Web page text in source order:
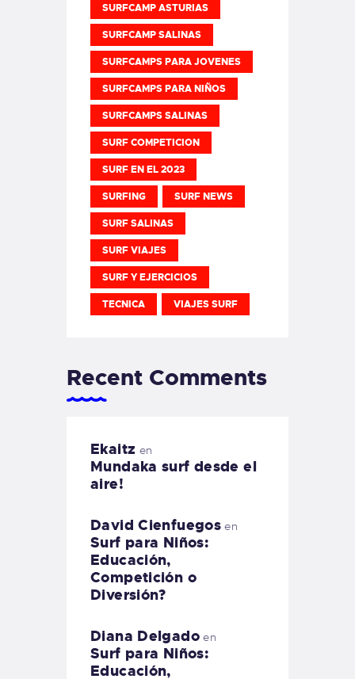
SURFCAMP ASTURIAS
SURFCAMP SALINAS
SURFCAMPS PARA JOVENES
SURFCAMPS PARA NIÑOS
SURFCAMPS SALINAS
SURF COMPETICION
SURF EN EL 2023
SURFING SURF NEWS
SURF SALINAS
SURF VIAJES
SURF Y EJERCICIOS
TECNICA VIAJES SURF
Recent Comments
Ekaitz en
Mundaka surf desde el
aire!
David Cienfuegos en
Surf para Niños:
Educación,
Competición o
Diversión?
Diana Delgadoen
Surf para Niños:
Educación,